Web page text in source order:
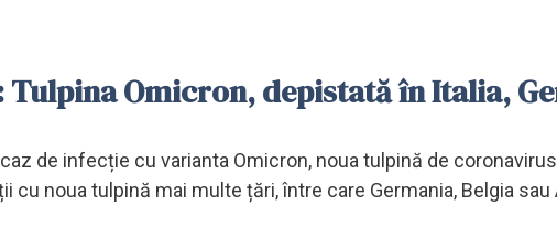
Omicron, depistată în Italia,
de infecție cu varianta Omicron, noua tulpină de
cu noua tulpină mai multe țări, între care Germania, Belgia sau